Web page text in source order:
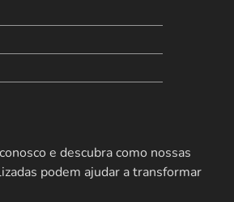
e descubra como nossas
podem ajudar a transformar